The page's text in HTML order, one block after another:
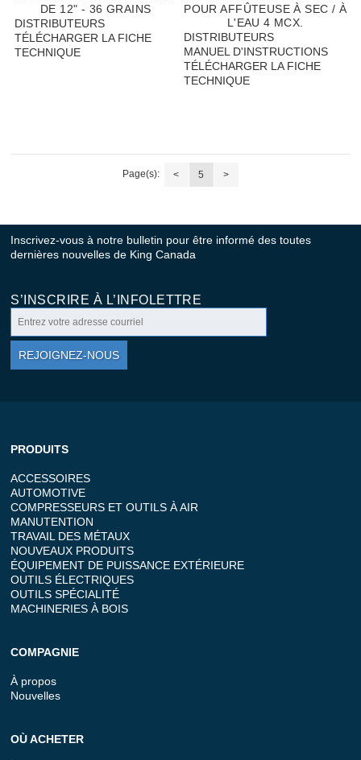
DE 12" - 36 GRAINS
DISTRIBUTEURS
TÉLÉCHARGER LA FICHE
TECHNIQUE
POUR AFFÛTEUSE À SEC / À
L'EAU 4 MCX.
DISTRIBUTEURS
MANUEL D'INSTRUCTIONS
TÉLÉCHARGER LA FICHE
TECHNIQUE
Page(s): < 5 >
Inscrivez-vous à notre bulletin pour être informé des toutes
dernières nouvelles de King Canada
S’INSCRIRE À L’INFOLETTRE
REJOIGNEZ-NOUS
PRODUITS
ACCESSOIRES
AUTOMOTIVE
COMPRESSEURS ET OUTILS À AIR
MANUTENTION
TRAVAIL DES MÉTAUX
NOUVEAUX PRODUITS
ÉQUIPEMENT DE PUISSANCE EXTÉRIEURE
OUTILS ÉLECTRIQUES
OUTILS SPÉCIALITÉ
MACHINERIES À BOIS
COMPAGNIE
À propos
Nouvelles
OÙ ACHETER